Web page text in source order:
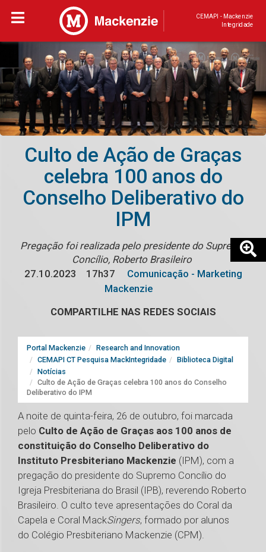
CEMAPI - Mackenzie
Integridade
Culto de Ação de Graças
celebra 100 anos do
Conselho Deliberativo do
IPM
Pregação foi realizada pelo presidente do Supremo
Concílio, Roberto Brasileiro
27.10.2023
17h37
Comunicação - Marketing
Mackenzie
COMPARTILHE NAS REDES SOCIAIS
Portal Mackenzie
Research and Innovation
CEMAPI CT Pesquisa MackIntegridade
Biblioteca Digital
Notícias
Culto de Ação de Graças celebra 100 anos do Conselho
Deliberativo do IPM
A noite de quinta-feira, 26 de outubro, foi marcada
pelo Culto de Ação de Graças aos 100 anos de
constituição do Conselho Deliberativo do
Instituto Presbiteriano Mackenzie (IPM), com a
pregação do presidente do Supremo Concílio do
Igreja Presbiteriana do Brasil (IPB), reverendo Roberto
Brasileiro. O culto teve apresentações do Coral da
Capela e Coral MackSingers, formado por alunos
do Colégio Presbiteriano Mackenzie (CPM).